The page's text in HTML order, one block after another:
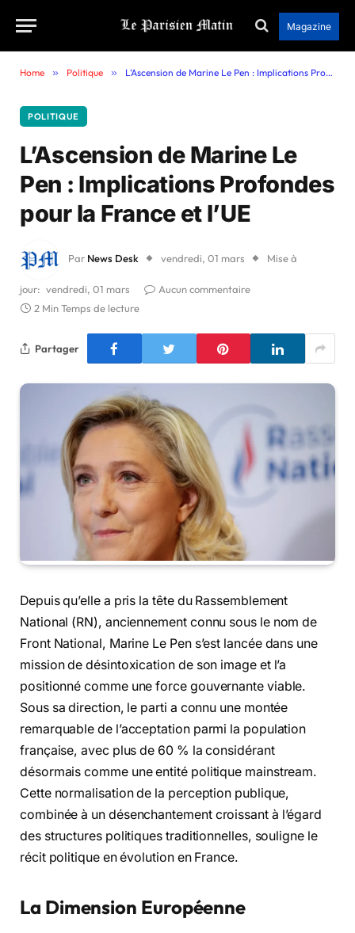
Magazine
Home » Politique » L’Ascension de Marine Le Pen : Implications Profondes pour la France et l’UE
POLITIQUE
L’Ascension de Marine Le
Pen : Implications Profondes
pour la France et l’UE
Par News Desk vendredi, 01 mars Mise à
jour: vendredi, 01 mars
Aucun commentaire
2 Min Temps de lecture
Partager
Depuis qu’elle a pris la tête du Rassemblement
National (RN), anciennement connu sous le nom de
Front National, Marine Le Pen s’est lancée dans une
mission de désintoxication de son image et l’a
positionné comme une force gouvernante viable.
Sous sa direction, le parti a connu une montée
remarquable de l’acceptation parmi la population
française, avec plus de 60 % la considérant
désormais comme une entité politique mainstream.
Cette normalisation de la perception publique,
combinée à un désenchantement croissant à l’égard
des structures politiques traditionnelles, souligne le
récit politique en évolution en France.
La Dimension Européenne